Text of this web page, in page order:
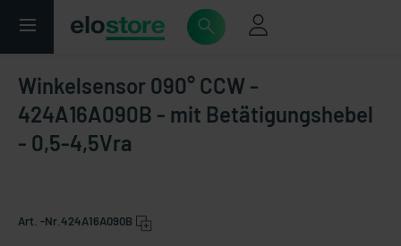
Winkelsensor 090° CCW -
424A16A090B - mit Betätigungshebel
- 0,5-4,5Vra
Art. -Nr. 424A16A090B